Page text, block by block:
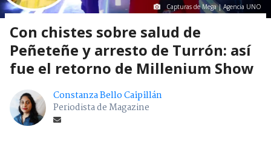
Capturas de Mega | Agencia UNO
Con chistes sobre salud de
Peñeteñe y arresto de Turrón: así
fue el retorno de Millenium Show
Constanza Bello Caipillán
Periodista de Magazine